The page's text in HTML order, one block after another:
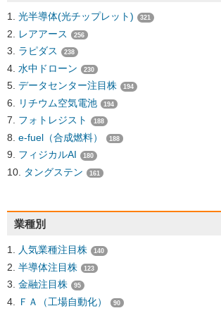
光半導体(光チップレット) 321
レアアース 256
ラピダス 238
水中ドローン 230
データセンター注目株 194
リチウム空気電池 194
フォトレジスト 188
e-fuel（合成燃料） 188
フィジカルAI 180
タングステン 161
業種別
人気業種注目株 140
半導体注目株 123
金融注目株 95
ＦＡ（工場自動化） 90